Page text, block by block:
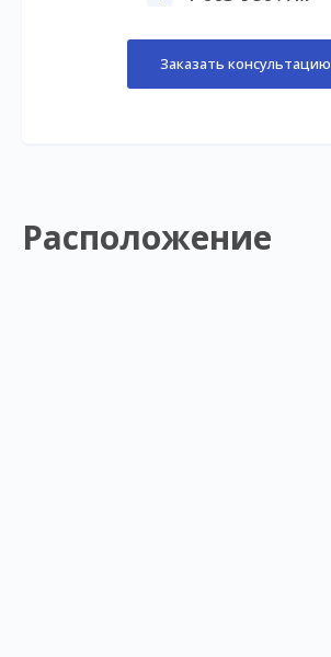
Заказать консультацию
Расположение